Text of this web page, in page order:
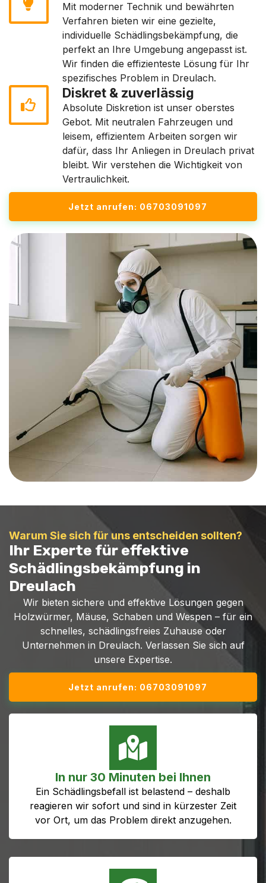
Mit moderner Technik und bewährten
Verfahren bieten wir eine gezielte,
individuelle Schädlingsbekämpfung, die
perfekt an Ihre Umgebung angepasst ist.
Wir finden die effizienteste Lösung für Ihr
spezifisches Problem in Dreulach.
Diskret & zuverlässig
Absolute Diskretion ist unser oberstes
Gebot. Mit neutralen Fahrzeugen und
leisem, effizientem Arbeiten sorgen wir
dafür, dass Ihr Anliegen in Dreulach privat
bleibt. Wir verstehen die Wichtigkeit von
Vertraulichkeit.
Jetzt anrufen: 06703091097
Warum Sie sich für uns entscheiden sollten?
Ihr Experte für effektive
Schädlingsbekämpfung in
Dreulach
Wir bieten sichere und effektive Lösungen gegen
Holzwürmer, Mäuse, Schaben und Wespen – für ein
schnelles, schädlingsfreies Zuhause oder
Unternehmen in Dreulach. Verlassen Sie sich auf
unsere Expertise.
Jetzt anrufen: 06703091097
In nur 30 Minuten bei Ihnen
Ein Schädlingsbefall ist belastend – deshalb
reagieren wir sofort und sind in kürzester Zeit
vor Ort, um das Problem direkt anzugehen.